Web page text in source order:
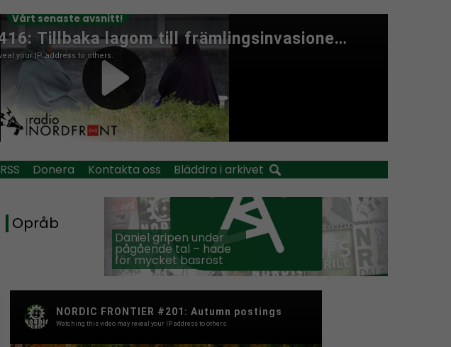
Vårt senaste avsnitt!
RSS Donera Kontakta oss Bläddra i arkivet
Opråb
Daniel gripen under
pågående tal – hade
för mycket basröst